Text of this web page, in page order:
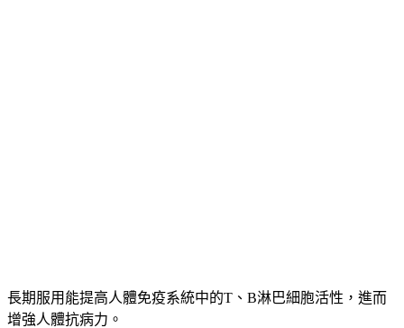
長期服用能提高人體免疫系統中的T、B淋巴細胞活性，進而
增強人體抗病力。